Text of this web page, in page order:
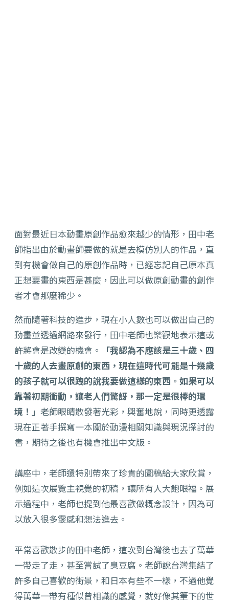
面對最近日本動畫原創作品愈來越少的情形，田中老
師指出由於動畫師要做的就是去模仿別人的作品，直
到有機會做自己的原創作品時，已經忘記自己原本真
正想要畫的東西是甚麼，因此可以做原創動畫的創作
者才會那麼稀少。
然而隨著科技的進步，現在小人數也可以做出自己的
動畫並透過網路來發行，田中老師也樂觀地表示這或
許將會是改變的機會。
「我認為不應該是三十歲、四
十歲的人去畫原創的東西，現在這時代可能是十幾歲
的孩子就可以很跩的說我要做這樣的東西。如果可以
靠著初期衝動，讓老人們驚訝，那一定是很棒的環
境！」 老師眼睛散發著光彩，興奮地說，同時更透露
現在正著手撰寫一本關於動漫相關知識與現況探討的
書，期待之後也有機會推出中文版。
講座中，老師還特別帶來了珍貴的圖稿給大家欣賞，
例如這次展覽主視覺的初稿，讓所有人大飽眼福。展
示過程中，老師也提到他最喜歡做概念設計，因為可
以放入很多靈感和想法進去。
平常喜歡散步的田中老師，這次到台灣後也去了萬華
一帶走了走，甚至嘗試了臭豆腐。老師說台灣集結了
許多自己喜歡的街景，和日本有些不一樣，不過他覺
得萬華一帶有種似曾相識的感覺，就好像其筆下的世